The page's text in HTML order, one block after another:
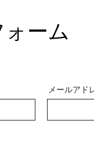
ーム
メールアド